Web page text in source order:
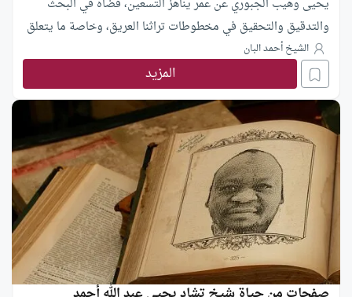
يحيى وهيب الجبوري عن عمر يناهز التسعين، قضاه في البحث
والتدقيق والتحقيق في مخطوطات تراثنا العريق، وخاصة ما يتعلق
منه باللغة والأدب.
الشيخ أحمد البان
المزيد